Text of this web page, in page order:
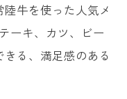
陸牛を使った人気メ
ーキ、カツ、ビー
る、満足感のある